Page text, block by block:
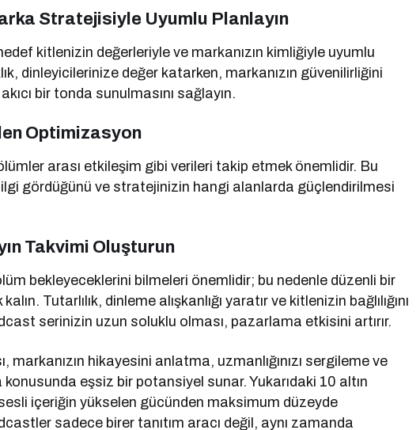
Stratejisiyle Uyumlu Planlayın
kitlenizin değerleriyle ve markanızın kimliğiyle uyumlu
dinleyicilerinize değer katarken, markanızın güvenilirliğini
bir tonda sunulmasını sağlayın.
Optimizasyon
arası etkileşim gibi verileri takip etmek önemlidir. Bu
gördüğünü ve stratejinizin hangi alanlarda güçlendirilmesi
Takvimi Oluşturun
bekleyeceklerini bilmeleri önemlidir; bu nedenle düzenli bir
Tutarlılık, dinleme alışkanlığı yaratır ve kitlenizin bağlılığını
serinizin uzun soluklu olması, pazarlama etkisini artırır.
markanızın hikayesini anlatma, uzmanlığınızı sergileme ve
eşsiz bir potansiyel sunar. Yukarıdaki 10 altın
içeriğin yükselen gücünden maksimum düzeyde
sadece birer tanıtım aracı değil, aynı zamanda